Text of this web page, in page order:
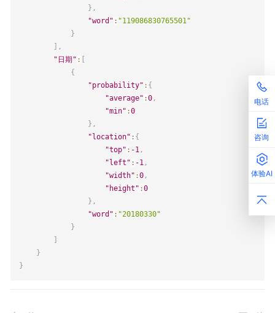
电话
咨询
体验AI
} ,
"word" : "119086830765501"
}
] ,
"日期" : [
{
"probability" : {
"average" :0,
"min" :0
} ,
"location" : {
"top" : -1 ,
"left" : -1 ,
"width" :0,
"height" :0
} ,
"word" : "20180330"
}
]
}
}